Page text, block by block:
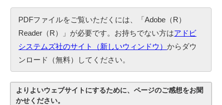
PDFファイルをご覧いただくには、「Adobe（R）
Reader（R）」が必要です。お持ちでない方はアドビ
システムズ社のサイト（新しいウィンドウ）からダウ
ンロード（無料）してください。
よりよいウェブサイトにするために、ページのご感想をお聞
かせください。